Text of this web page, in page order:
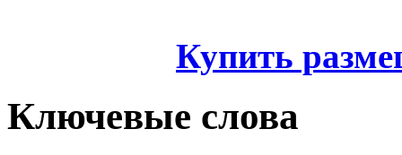
Купить
Ключевые слова